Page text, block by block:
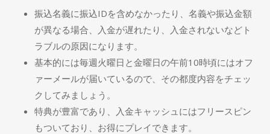
振込名義に振込IDを含めなかったり、名義や振込金額
が異なる場合、入金が遅れたり、入金されないなどト
ラブルの原因になります。
基本的には毎週火曜日と金曜日の午前10時頃にはオフ
ァーメールが届いているので、その都度内容をチェッ
クしてみましょう。
特典が豊富であり、入金キャッシュにはフリースピン
もついており、お得にプレイできます。